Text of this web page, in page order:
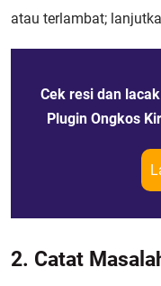
atau terlambat;
Cek resi dan
Plugin Ongkos
2. Catat